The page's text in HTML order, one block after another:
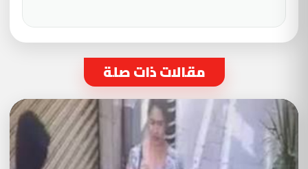
مقالات ذات صلة